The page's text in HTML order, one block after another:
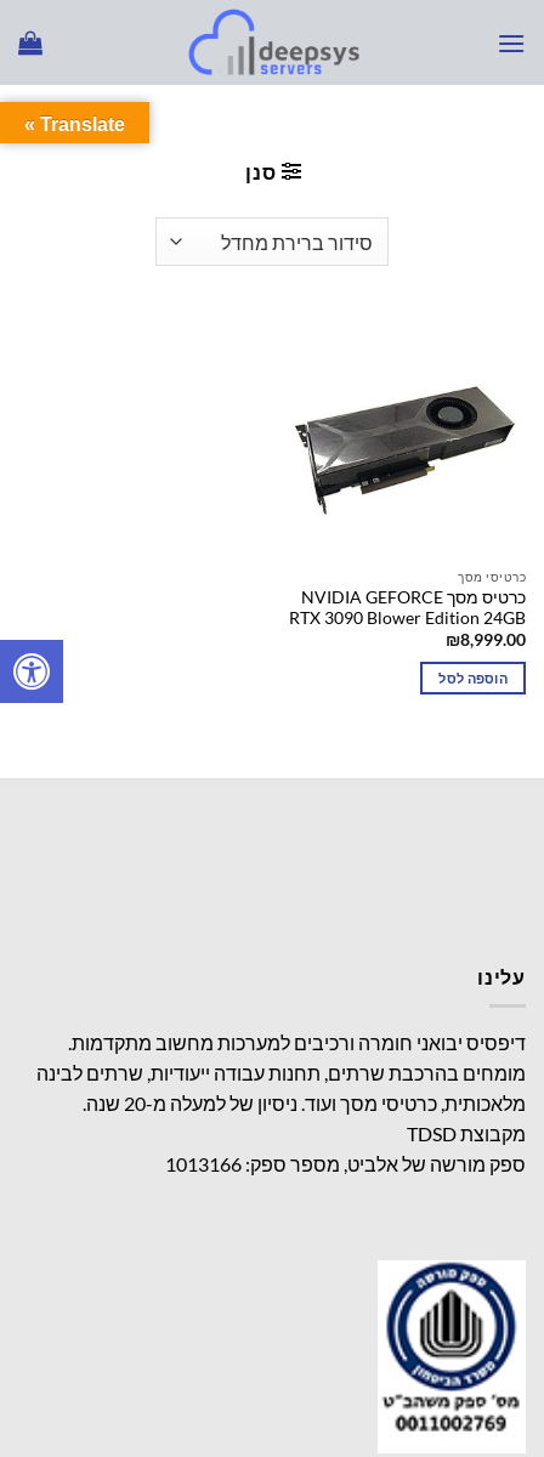
סנן
כרטיסי מסך
כרטיס מסך NVIDIA GEFORCE
RTX 3090 Blower Edition 24GB
₪8,999.00
הוספה לסל
עלינו
דיפסיס יבואני חומרה ורכיבים למערכות מחשוב מתקדמות.
מומחים בהרכבת שרתים, תחנות עבודה ייעודיות, שרתים לבינה
מלאכותית, כרטיסי מסך ועוד. ניסיון של למעלה מ-20 שנה.
מקבוצת TDSD
ספק מורשה של אלביט, מספר ספק: 1013166
Translate »